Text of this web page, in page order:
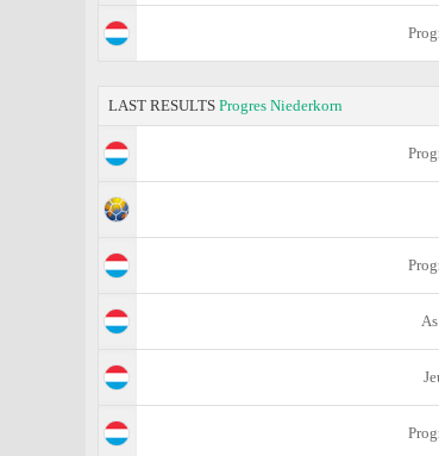
LAST RESULTS Progres Niederkorn